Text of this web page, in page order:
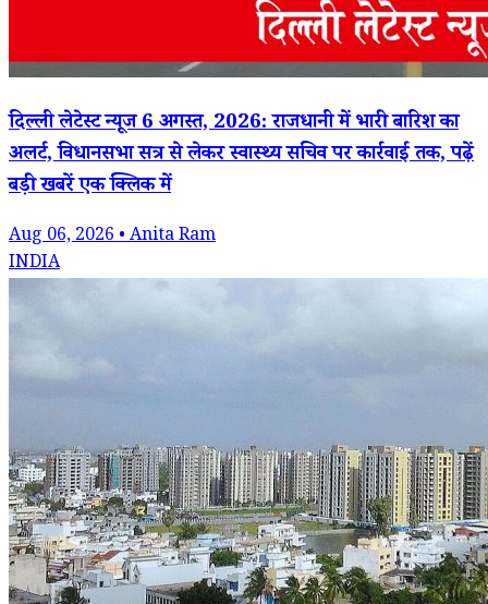
दिल्ली लेटेस्ट न्यूज 6 अगस्त, 2026: राजधानी में भारी बारिश का
अलर्ट, विधानसभा सत्र से लेकर स्वास्थ्य सचिव पर कार्रवाई तक, पढ़ें
बड़ी खबरें एक क्लिक में
Aug 06, 2026 • Anita Ram
INDIA